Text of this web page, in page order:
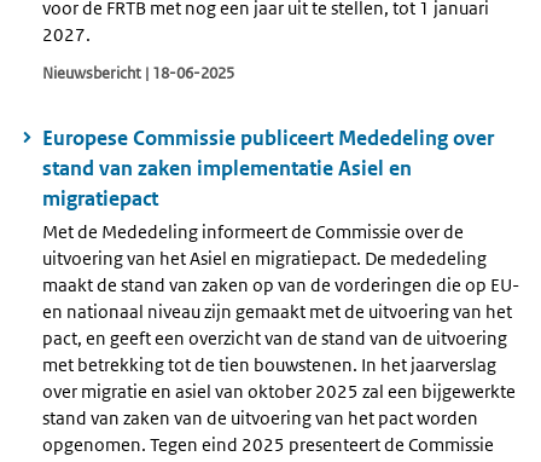
voor de FRTB met nog een jaar uit te stellen, tot 1 januari
2027.
Nieuwsbericht | 18-06-2025
Europese Commissie publiceert Mededeling over
stand van zaken implementatie Asiel en
migratiepact
Met de Mededeling informeert de Commissie over de
uitvoering van het Asiel en migratiepact. De mededeling
maakt de stand van zaken op van de vorderingen die op EU-
en nationaal niveau zijn gemaakt met de uitvoering van het
pact, en geeft een overzicht van de stand van de uitvoering
met betrekking tot de tien bouwstenen. In het jaarverslag
over migratie en asiel van oktober 2025 zal een bijgewerkte
stand van zaken van de uitvoering van het pact worden
opgenomen. Tegen eind 2025 presenteert de Commissie